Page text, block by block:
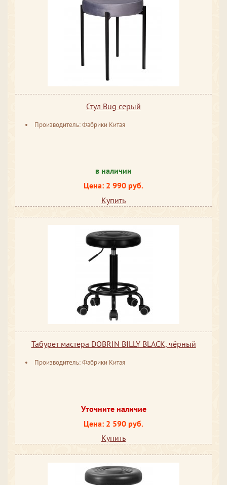
Стул Bug серый
Производитель: Фабрики Китая
в наличии
Цена: 2 990 руб.
Купить
Табурет мастера DOBRIN BILLY BLACK, чёрный
Производитель: Фабрики Китая
Уточните наличие
Цена: 2 590 руб.
Купить